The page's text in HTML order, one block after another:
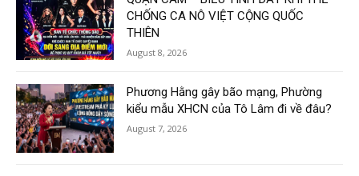
CHỐNG CA NÔ VIỆT CỘNG QUỐC
THIÊN
August 8, 2026
Phương Hằng gây bão mạng, Phường
kiểu mẫu XHCN của Tô Lâm đi về đâu?
August 7, 2026